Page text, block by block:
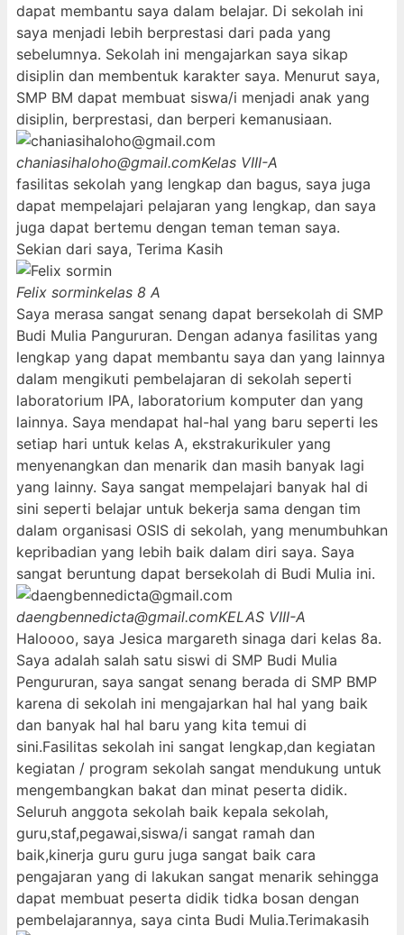
dapat membantu saya dalam belajar. Di sekolah ini
saya menjadi lebih berprestasi dari pada yang
sebelumnya. Sekolah ini mengajarkan saya sikap
disiplin dan membentuk karakter saya. Menurut saya,
SMP BM dapat membuat siswa/i menjadi anak yang
disiplin, berprestasi, dan berperi kemanusiaan.
chaniasihaloho@gmail.comKelas VIII-A
fasilitas sekolah yang lengkap dan bagus, saya juga
dapat mempelajari pelajaran yang lengkap, dan saya
juga dapat bertemu dengan teman teman saya.
Sekian dari saya, Terima Kasih
Felix sorminkelas 8 A
Saya merasa sangat senang dapat bersekolah di SMP
Budi Mulia Pangururan. Dengan adanya fasilitas yang
lengkap yang dapat membantu saya dan yang lainnya
dalam mengikuti pembelajaran di sekolah seperti
laboratorium IPA, laboratorium komputer dan yang
lainnya. Saya mendapat hal-hal yang baru seperti les
setiap hari untuk kelas A, ekstrakurikuler yang
menyenangkan dan menarik dan masih banyak lagi
yang lainny. Saya sangat mempelajari banyak hal di
sini seperti belajar untuk bekerja sama dengan tim
dalam organisasi OSIS di sekolah, yang menumbuhkan
kepribadian yang lebih baik dalam diri saya. Saya
sangat beruntung dapat bersekolah di Budi Mulia ini.
daengbennedicta@gmail.comKELAS VIII-A
Haloooo, saya Jesica margareth sinaga dari kelas 8a.
Saya adalah salah satu siswi di SMP Budi Mulia
Pengururan, saya sangat senang berada di SMP BMP
karena di sekolah ini mengajarkan hal hal yang baik
dan banyak hal hal baru yang kita temui di
sini.Fasilitas sekolah ini sangat lengkap,dan kegiatan
kegiatan / program sekolah sangat mendukung untuk
mengembangkan bakat dan minat peserta didik.
Seluruh anggota sekolah baik kepala sekolah,
guru,staf,pegawai,siswa/i sangat ramah dan
baik,kinerja guru guru juga sangat baik cara
pengajaran yang di lakukan sangat menarik sehingga
dapat membuat peserta didik tidka bosan dengan
pembelajarannya, saya cinta Budi Mulia.Terimakasih